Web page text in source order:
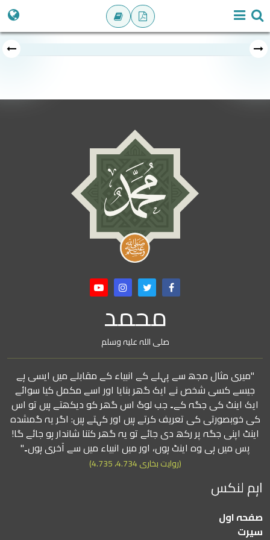
محمد
صلی اللہ علیہ وسلم
"میری مثال مجھ سے پہلے کے انبیاء کے مقابلے میں ایسی ہے
جیسے کسی شخص نے ایک گھر بنایا اور اسے مکمل کیا سوائے
ایک اینٹ کی جگہ کے۔ جب لوگ اس گھر کو دیکھتے ہیں تو اس
کی خوبصورتی کی تعریف کرتے ہیں اور کہتے ہیں: اگر یہ گمشدہ
اینٹ اپنی جگہ پر رکھ دی جائے تو یہ گھر کتنا شاندار ہو جائے گا!
پس میں ہی وہ اینٹ ہوں، اور میں انبیاء میں سے آخری ہوں۔"
(روایت بخاری 4.734، 4.735)
اہم لنکس
صفحہ اول
سیرت